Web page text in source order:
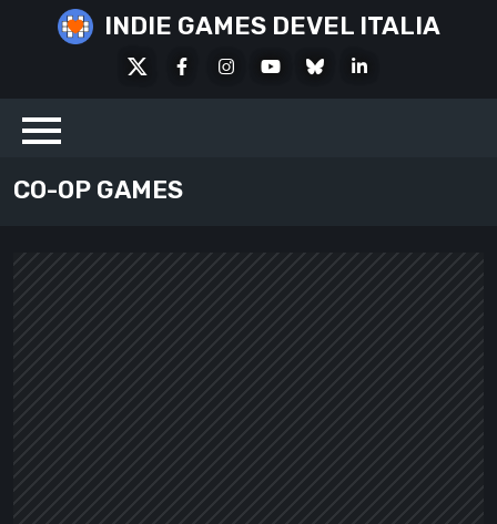
INDIE GAMES DEVEL ITALIA
FacebookInstagramYoutubeBlueskyLinkedIn
CO-OP GAMES